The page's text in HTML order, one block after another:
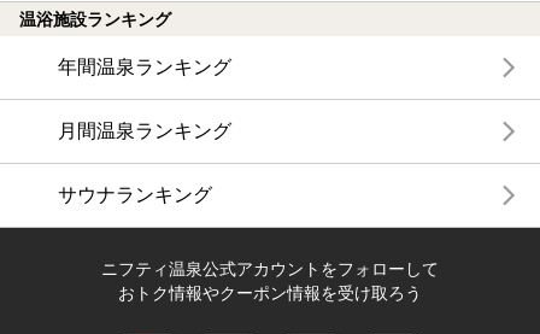
温浴施設ランキング
年間温泉ランキング
月間温泉ランキング
サウナランキング
ニフティ温泉公式アカウントをフォローして
おトク情報やクーポン情報を受け取ろう